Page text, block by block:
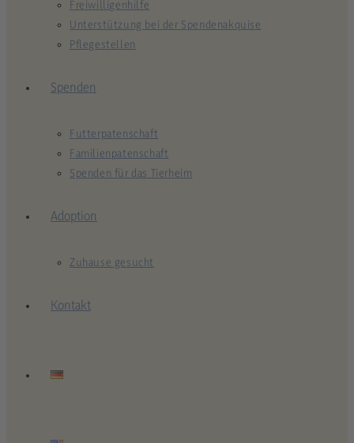
Freiwilligenhilfe
Unterstützung bei der Spendenakquise
Pflegestellen
Spenden
Futterpatenschaft
Familienpatenschaft
Spenden für das Tierheim
Adoption
Zuhause gesucht
Kontakt